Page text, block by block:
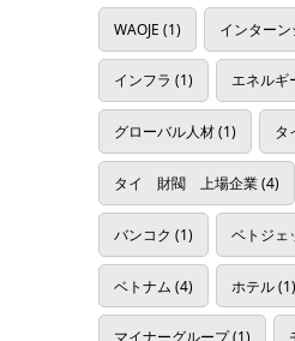
WAOJE (1) インター
インフラ (1) エネルギ
グローバル人材(1) タ
タイ 財閥 上場企業(4)
バンコク (1) ベトジェ
ベトナム (4) ホテル(1)
マイナーグループ(1)